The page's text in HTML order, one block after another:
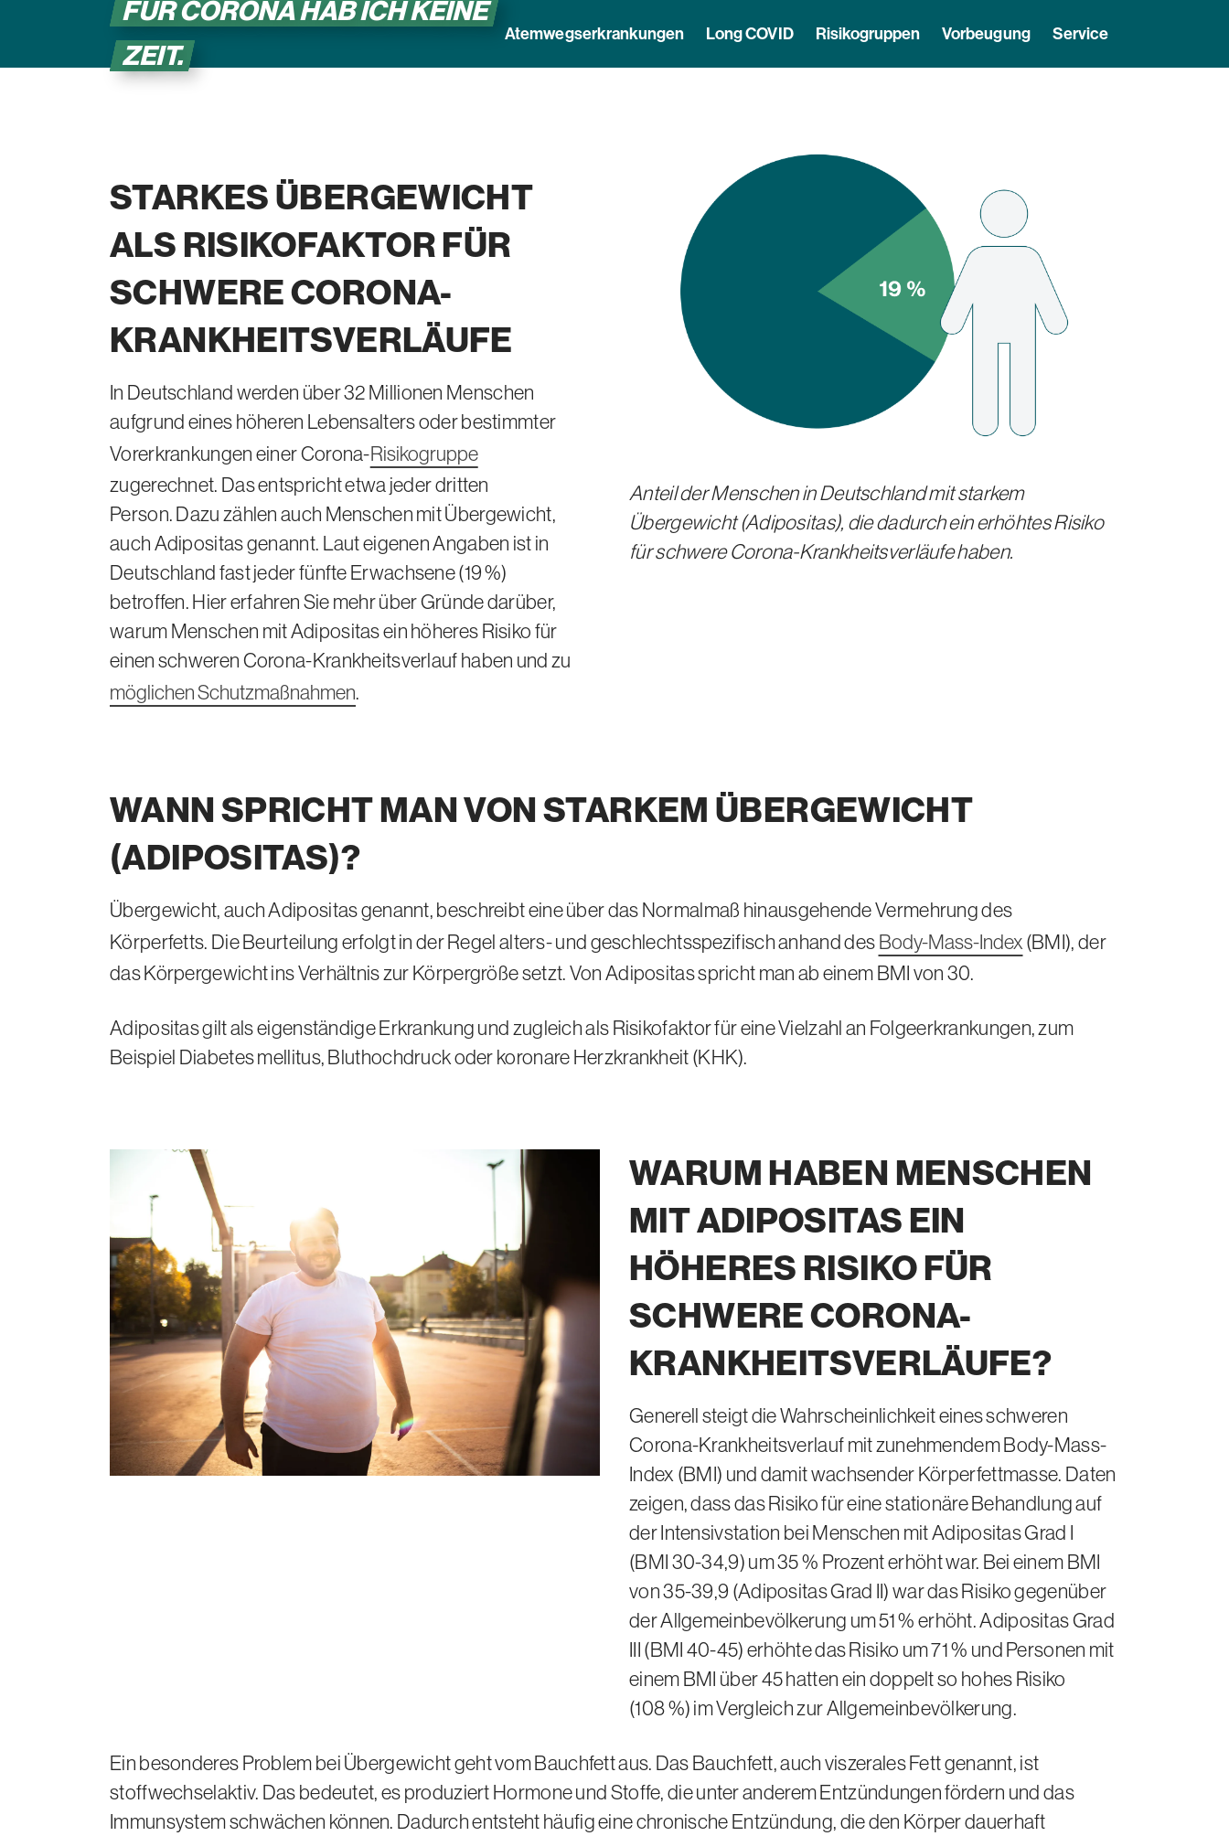
FÜR CORONA HAB ICH KEINE
ZEIT.
Atemwegserkrankungen Long COVID Risikogruppen Vorbeugung Service
STARKES ÜBERGEWICHT
ALSRISIKOFAKTORFÜR
SCHWERE CORONA-
KRANKHEITSVERLÄUFE
In Deutschland werden über32 Millionen Menschen
aufgrund eines höheren Lebensalters oder bestimmter
Vorerkrankungen einer Corona-Risikogruppe
zugerechnet. Das entspricht etwa jeder dritten
Person. Dazu zählen auch Menschen mit Übergewicht,
auch Adipositas genannt. Laut eigenen Angaben ist in
Deutschland fast jeder fünfte Erwachsene(19 %)
betroffen. Hier erfahren Sie mehr über Gründe darüber,
warum Menschen mit Adipositas ein höheres Risiko für
einen schweren Corona-Krankheitsverlauf haben und zu
möglichen Schutzmaßnahmen.
Anteil der Menschen in Deutschland mit starkem
Übergewicht (Adipositas), die dadurch ein erhöhtes Risiko
für schwere Corona-Krankheitsverläufe haben.
WANN SPRICHT MAN VON STARKEM ÜBERGEWICHT
(ADIPOSITAS)?
Übergewicht, auch Adipositas genannt, beschreibt eine über das Normalmaß hinausgehende Vermehrung des
Körperfetts. Die Beurteilung erfolgt in der Regel alters- und geschlechtsspezifisch anhand des Body-Mass-Index (BMI), der
das Körpergewicht ins Verhältnis zur Körpergröße setzt. Von Adipositas spricht man ab einem BMI von 30.
Adipositas gilt als eigenständige Erkrankung und zugleich als Risikofaktor für eine Vielzahl an Folgeerkrankungen, zum
Beispiel Diabetes mellitus, Bluthochdruck oder koronare Herzkrankheit (KHK).
WARUM HABEN MENSCHEN
MITADIPOSITASEIN
HÖHERES RISIKO FÜR
SCHWERE CORONA-
KRANKHEITSVERLÄUFE?
Generell steigt die Wahrscheinlichkeit eines schweren
Corona-Krankheitsverlauf mit zunehmendem Body-Mass-
Index (BMI) und damit wachsender Körperfettmasse. Daten
zeigen, dass das Risiko für eine stationäre Behandlung auf
der Intensivstation bei Menschen mit Adipositas Grad I
(BMI 30-34,9) um35 % Prozent erhöht war. Bei einem BMI
von35-39,9 (Adipositas Grad II) war das Risiko gegenüber
der Allgemeinbevölkerung um51 % erhöht. Adipositas Grad
III (BMI 40-45) erhöhte das Risiko um71 % und Personen mit
einem BMI über 45 hatten ein doppelt so hohes Risiko
(108 %) im Vergleich zur Allgemeinbevölkerung.
Ein besonderes Problem bei Übergewicht geht vom Bauchfett aus. Das Bauchfett, auch viszerales Fett genannt, ist
stoffwechselaktiv. Das bedeutet, es produziert Hormone und Stoffe, die unter anderem Entzündungen fördern und das
Immunsystem schwächen können. Dadurch entsteht häufig eine chronische Entzündung, die den Körper dauerhaft